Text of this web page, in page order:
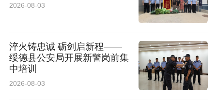
2026-08-03
淬火铸忠诚 砺剑启新程——
绥德县公安局开展新警岗前集
中培训
2026-08-03